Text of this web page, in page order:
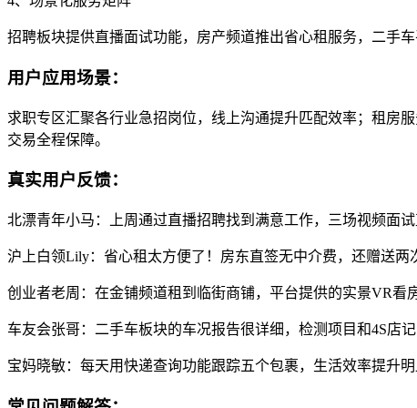
招聘板块提供直播面试功能，房产频道推出省心租服务，二手车
用户应用场景：
求职专区汇聚各行业急招岗位，线上沟通提升匹配效率；租房
交易全程保障。
真实用户反馈：
北漂青年小马：上周通过直播招聘找到满意工作，三场视频面
沪上白领Lily：省心租太方便了！房东直签无中介费，还赠送两
创业者老周：在金铺频道租到临街商铺，平台提供的实景VR看
车友会张哥：二手车板块的车况报告很详细，检测项目和4S店
宝妈晓敏：每天用快递查询功能跟踪五个包裹，生活效率提升明